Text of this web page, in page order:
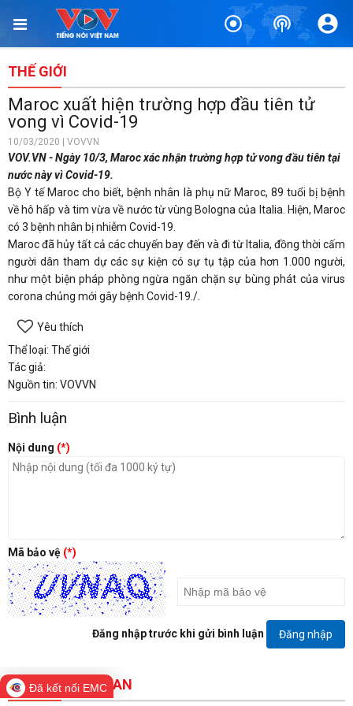
THẾ GIỚI
Maroc xuất hiện trường hợp đầu tiên tử
vong vì Covid-19
10/03/2020 | VOVVN
VOV.VN - Ngày 10/3, Maroc xác nhận trường hợp tử vong đầu tiên tại
nước này vì Covid-19.
Bộ Y tế Maroc cho biết, bệnh nhân là phụ nữ Maroc, 89 tuổi bị bệnh
về hô hấp và tim vừa về nước từ vùng Bologna của Italia. Hiện, Maroc
có 3 bệnh nhân bị nhiễm Covid-19.
Maroc đã hủy tất cả các chuyến bay đến và đi từ Italia, đồng thời cấm
người dân tham dự các sự kiện có sự tụ tập của hơn 1.000 người,
như một biện pháp phòng ngừa ngăn chặn sự bùng phát của virus
corona chủng mới gây bệnh Covid-19./.
Yêu thích
Thể loại: Thế giới
Tác giả:
Nguồn tin: VOVVN
Bình luận
Nội dung (*)
Mã bảo vệ (*)
Đăng nhập trước khi gửi bình luận Đăng nhập
TIN BÀI LIÊN QUAN
Đã kết nối EMC